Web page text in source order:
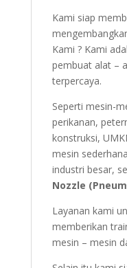
Kami siap
Kami ? Kami
pembuat alat –
terpercaya.
Seperti mesin-
perikanan,
konstruksi,
mesin
industri besar,
Nozzle
Layanan kami
memberikan
mesin – mesin